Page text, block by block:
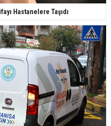
Hastanelere Taşıdı